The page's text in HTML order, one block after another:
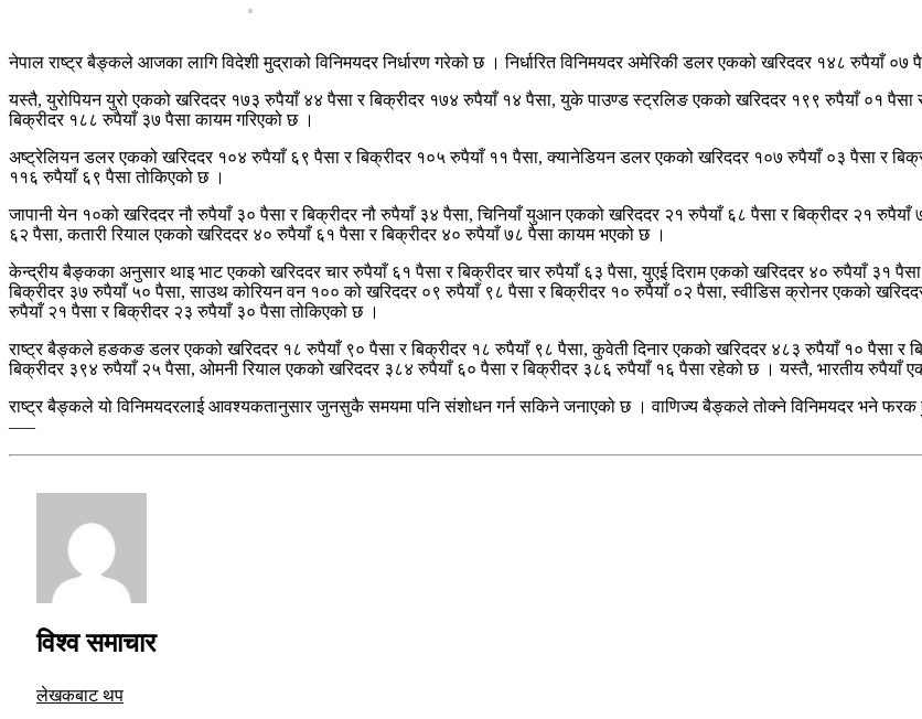
नेपाल राष्ट्र बैङ्कले आजका लागि विदेशी मुद्राको विनिमयदर निर्धारण गरेको छ । निर्धारित विनिमयदर अमेरिकी डलर एकको खरिददर १४८ रुपैयाँ
यस्तै, युरोपियन युरो एकको खरिददर १७३ रुपैयाँ ४४ पैसा र बिक्रीदर १७४ रुपैयाँ १४ पैसा, युके पाउण्ड स्ट्रलिङ एकको खरिददर १९९ रुपैयाँ ०१
बिक्रीदर १८८ रुपैयाँ ३७ पैसा कायम गरिएको छ ।
अष्ट्रेलियन डलर एकको खरिददर १०४ रुपैयाँ ६९ पैसा र बिक्रीदर १०५ रुपैयाँ ११ पैसा, क्यानेडियन डलर एकको खरिददर १०७ रुपैयाँ ०३ पैसा र
११६ रुपैयाँ ६९ पैसा तोकिएको छ ।
जापानी येन १०को खरिददर नौ रुपैयाँ ३० पैसा र बिक्रीदर नौ रुपैयाँ ३४ पैसा, चिनियाँ युआन एकको खरिददर २१ रुपैयाँ ६८ पैसा र बिक्रीदर २१
६२ पैसा, कतारी रियाल एकको खरिददर ४० रुपैयाँ ६१ पैसा र बिक्रीदर ४० रुपैयाँ ७८ पैसा कायम भएको छ ।
केन्द्रीय बैङ्कका अनुसार थाइ भाट एकको खरिददर चार रुपैयाँ ६१ पैसा र बिक्रीदर चार रुपैयाँ ६३ पैसा, युएई दिराम एकको खरिददर ४० रुपैयाँ ३१
बिक्रीदर ३७ रुपैयाँ ५० पैसा, साउथ कोरियन वन १०० को खरिददर ०९ रुपैयाँ ९८ पैसा र बिक्रीदर १० रुपैयाँ ०२ पैसा, स्वीडिस क्रोनर एकको
रुपैयाँ २१ पैसा र बिक्रीदर २३ रुपैयाँ ३० पैसा तोकिएको छ ।
राष्ट्र बैङ्कले हङकङ डलर एकको खरिददर १८ रुपैयाँ ९० पैसा र बिक्रीदर १८ रुपैयाँ ९८ पैसा, कुवेती दिनार एकको खरिददर ४८३ रुपैयाँ १० पैसा र
बिक्रीदर ३९४ रुपैयाँ २५ पैसा, ओमनी रियाल एकको खरिददर ३८४ रुपैयाँ ६० पैसा र बिक्रीदर ३८६ रुपैयाँ १६ पैसा रहेको छ । यस्तै, भारतीय रुपैयाँ
राष्ट्र बैङ्कले यो विनिमयदरलाई आवश्यकतानुसार जुनसुकै समयमा पनि संशोधन गर्न सकिने जनाएको छ । वाणिज्य बैङ्कले तोक्ने विनिमयदर भने
–––
विश्व समाचार
लेखकबाट थप